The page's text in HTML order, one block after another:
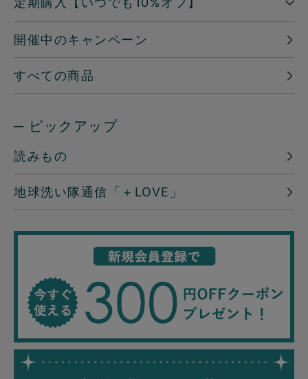
開催中のキャンペーン
すべての商品
─ ピックアップ
読みもの
地球洗い隊通信「＋LOVE」